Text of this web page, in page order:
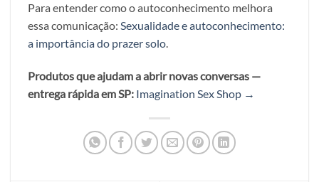
Para entender como o autoconhecimento melhora
essa comunicação: Sexualidade e autoconhecimento:
a importância do prazer solo.
Produtos que ajudam a abrir novas conversas —
entrega rápida em SP: Imagination Sex Shop →